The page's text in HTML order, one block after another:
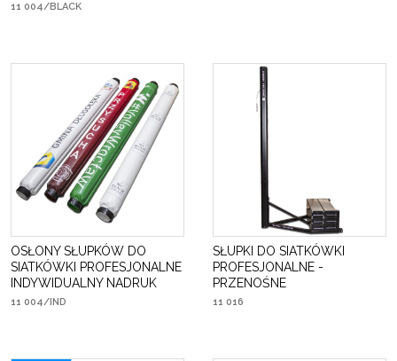
11 004/BLACK
OSŁONY SŁUPKÓW DO
SIATKÓWKI PROFESJONALNE
INDYWIDUALNY NADRUK
11 004/IND
SŁUPKI DO SIATKÓWKI
PROFESJONALNE -
PRZENOŚNE
11 016